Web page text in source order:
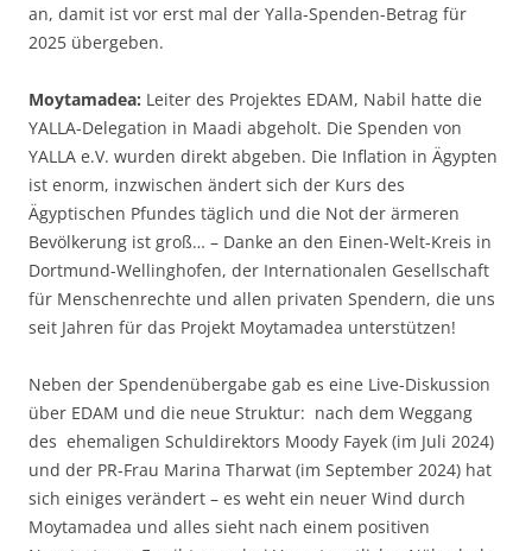
an, damit ist vor erst mal der Yalla-Spenden-Betrag für
2025 übergeben.
Moytamadea: Leiter des Projektes EDAM, Nabil hatte die
YALLA-Delegation in Maadi abgeholt. Die Spenden von
YALLA e.V. wurden direkt abgeben. Die Inflation in Ägypten
ist enorm, inzwischen ändert sich der Kurs des
Ägyptischen Pfundes täglich und die Not der ärmeren
Bevölkerung ist groß… – Danke an den Einen-Welt-Kreis in
Dortmund-Wellinghofen, der Internationalen Gesellschaft
für Menschenrechte und allen privaten Spendern, die uns
seit Jahren für das Projekt Moytamadea unterstützen!
Neben der Spendenübergabe gab es eine Live-Diskussion
über EDAM und die neue Struktur: nach dem Weggang
des ehemaligen Schuldirektors Moody Fayek (im Juli 2024)
und der PR-Frau Marina Tharwat (im September 2024) hat
sich einiges verändert – es weht ein neuer Wind durch
Moytamadea und alles sieht nach einem positiven